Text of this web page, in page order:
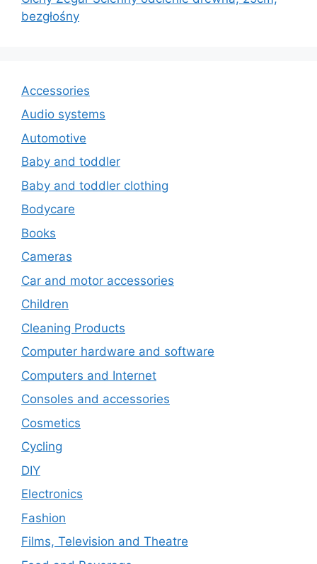
bezgłośny
Accessories
Audio systems
Automotive
Baby and toddler
Baby and toddler clothing
Bodycare
Books
Cameras
Car and motor accessories
Children
Cleaning Products
Computer hardware and software
Computers and Internet
Consoles and accessories
Cosmetics
Cycling
DIY
Electronics
Fashion
Films, Television and Theatre